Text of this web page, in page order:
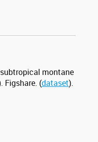
montane
Figshare. (dataset).